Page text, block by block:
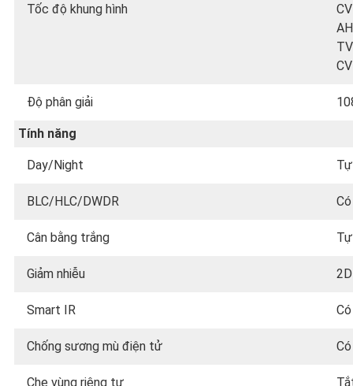
Tốc độ khung hình
Độ phân giải
Tính năng
Day/Night
BLC/HLC/DWDR Có
Cân bằng trắng
Giảm nhiễu
Smart IR Có
Chống sương mù điện tử Có
Che vùng riêng tư